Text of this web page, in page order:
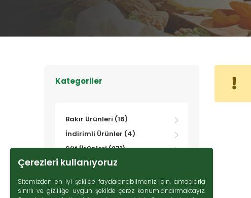
Kategoriler
Bakır Ürünleri (16)
İndirimli Ürünler (4)
Süt Ürünleri (271)
Zeytin (69)
Gurme Ürünler (107)
Tatlı Lezzetler (230)
Çerezleri kullanıyoruz
Sitemizden en iyi şekilde faydalanabilmeniz için, amaçlarla
sınırlı ve gizliliğe uygun şekilde çerez konumlandırmaktayız.